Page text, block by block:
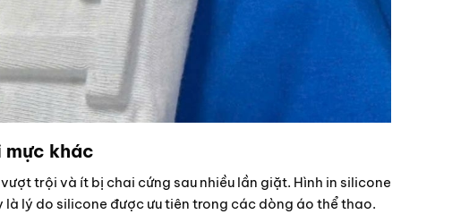
mực khác
trội và ít bị chai cứng sau nhiều lần giặt. Hình in silicone
lý do silicone được ưu tiên trong các dòng áo thể thao.